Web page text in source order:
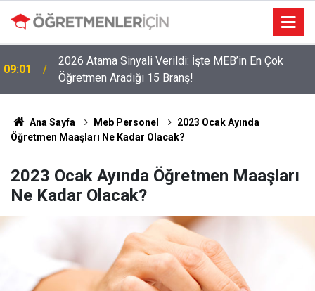
09:01
2026 Atama Sinyali Verildi: İşte MEB’in En Çok
Öğretmen Aradığı 15 Branş!
Ana Sayfa Meb Personel
2023 Ocak Ayında
Öğretmen Maaşları Ne Kadar Olacak?
2023 Ocak Ayında Öğretmen Maaşları
Ne Kadar Olacak?